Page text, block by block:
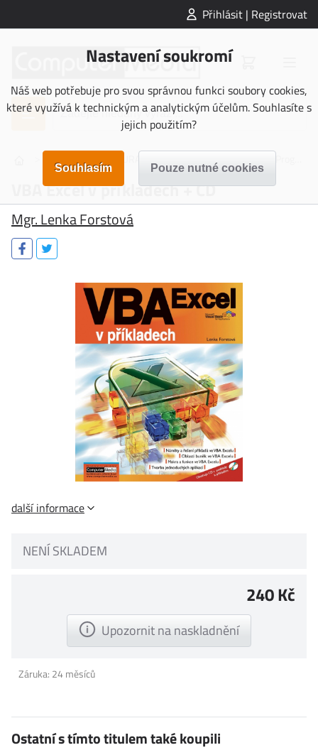
Přihlásit | Registrovat
Nastavení soukromí
Náš web potřebuje pro svou správnou funkci soubory cookies,
které využívá k technickým a analytickým účelům. Souhlasíte s
jejich použitím?
NAUČNÁ LITERATURA
VBA Excel v příkladech + CD
Mgr. Lenka Forstová
další informace
NENÍ SKLADEM
240 Kč
Upozornit na naskladnění
Záruka: 24 měsíců
Ostatní s tímto titulem také koupili